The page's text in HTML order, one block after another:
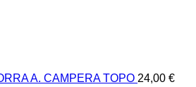
A. CAMPERA TOPO 24,00 €